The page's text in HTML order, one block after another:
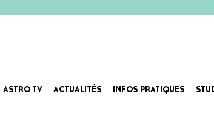
ASTRO TV ACTUALITÉS INFOS PRATIQUES